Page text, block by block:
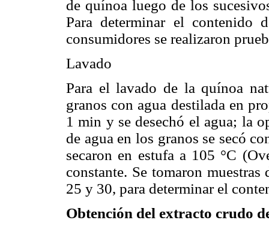
de quínoa luego de los
Para determinar el contenido
consumidores se realizaron
Lavado
Para el lavado de la quínoa
granos con agua destilada en
1 min y se desechó el agua; la
de agua en los granos se secó
secaron en estufa a 105 °C
constante. Se tomaron
25 y 30, para determinar el
Obtención del extracto crudo